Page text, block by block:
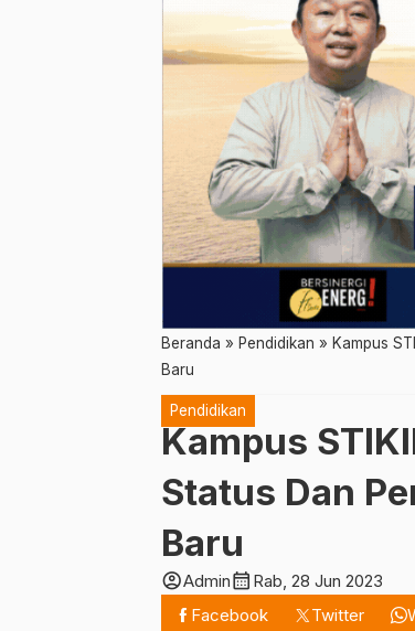
Beranda » Pendidikan » Kampus
Baru
Pendidikan
Kampus
Status Dan
Baru
account_circleAdmincalendar_month Rab, 28 Jun 2023
Facebook
Twitter